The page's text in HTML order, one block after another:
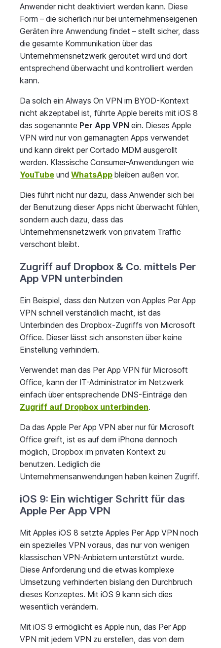
Anwender nicht deaktiviert werden kann. Diese
Form – die sicherlich nur bei unternehmenseigenen
Geräten ihre Anwendung findet – stellt sicher, dass
die gesamte Kommunikation über das
Unternehmensnetzwerk geroutet wird und dort
entsprechend überwacht und kontrolliert werden
kann.
Da solch ein Always On VPN im BYOD-Kontext
nicht akzeptabel ist, führte Apple bereits mit iOS 8
das sogenannte Per App VPN ein. Dieses Apple
VPN wird nur von gemanagten Apps verwendet
und kann direkt per Cortado MDM ausgerollt
werden. Klassische Consumer-Anwendungen wie
YouTube und WhatsApp bleiben außen vor.
Dies führt nicht nur dazu, dass Anwender sich bei
der Benutzung dieser Apps nicht überwacht fühlen,
sondern auch dazu, dass das
Unternehmensnetzwerk von privatem Traffic
verschont bleibt.
Zugriff auf Dropbox & Co. mittels Per
App VPN unterbinden
Ein Beispiel, dass den Nutzen von Apples Per App
VPN schnell verständlich macht, ist das
Unterbinden des Dropbox-Zugriffs von Microsoft
Office. Dieser lässt sich ansonsten über keine
Einstellung verhindern.
Verwendet man das Per App VPN für Microsoft
Office, kann der IT-Administrator im Netzwerk
einfach über entsprechende DNS-Einträge den
Zugriff auf Dropbox unterbinden.
Da das Apple Per App VPN aber nur für Microsoft
Office greift, ist es auf dem iPhone dennoch
möglich, Dropbox im privaten Kontext zu
benutzen. Lediglich die
Unternehmensanwendungen haben keinen Zugriff.
iOS 9: Ein wichtiger Schritt für das
Apple Per App VPN
Mit Apples iOS 8 setzte Apples Per App VPN noch
ein spezielles VPN voraus, das nur von wenigen
klassischen VPN-Anbietern unterstützt wurde.
Diese Anforderung und die etwas komplexe
Umsetzung verhinderten bislang den Durchbruch
dieses Konzeptes. Mit iOS 9 kann sich dies
wesentlich verändern.
Mit iOS 9 ermöglicht es Apple nun, das Per App
VPN mit jedem VPN zu erstellen, das von dem